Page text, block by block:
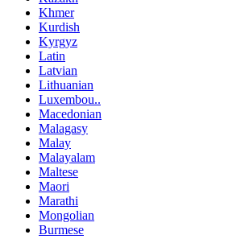
Khmer
Kurdish
Kyrgyz
Latin
Latvian
Lithuanian
Luxembou..
Macedonian
Malagasy
Malay
Malayalam
Maltese
Maori
Marathi
Mongolian
Burmese